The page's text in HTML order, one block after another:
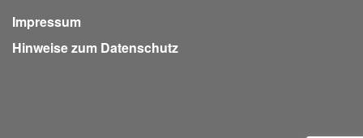
Impressum
Hinweise zum Datenschutz